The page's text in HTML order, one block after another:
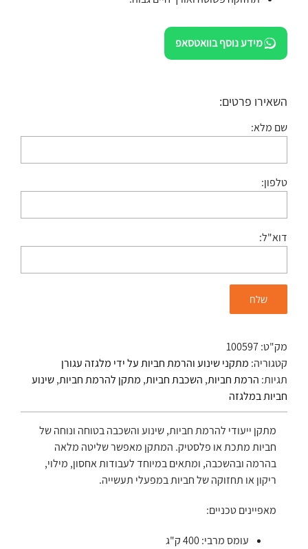
מידע נוסף בוואטסאפ
השאירו פרטים:
שם מלא:
טלפון:
דוא"ל:
מק"ט:100597
קטגוריה: מתקני שינוע והרמת חביות על ידי מלגזה עגורן
תגיות: הרמת חביות, השכבת חביות, מתקן להרמת חביות,שינוע
חביות במלגזה
מתקן ייעודי להרמת חביות, שינוע והשכבה בטוחה ונוחה של
חביות מתכת או פלסטיק. המתקן מאפשר שליטה מלאה
בהרמה ובהשכבה, ומתאים במיוחד לעבודות אחסון, מילוי,
ריקון או תחזוקה של חביות במפעלי תעשייה.
מאפיינים טכניים:
עומס מרבי: 400 ק"ג